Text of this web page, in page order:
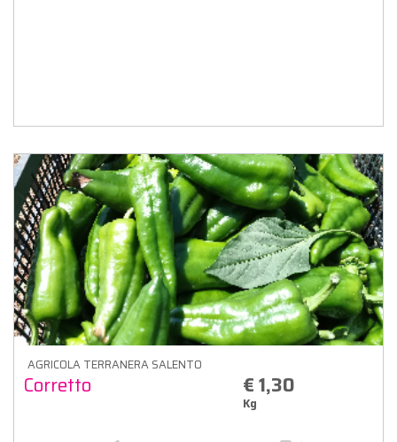
AGRICOLA TERRANERA SALENTO
Corretto € 1,30
Kg